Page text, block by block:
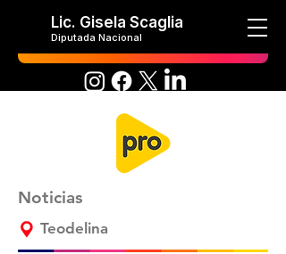
Lic. Gisela Scaglia
Diputada Nacional
Noticias
Teodelina